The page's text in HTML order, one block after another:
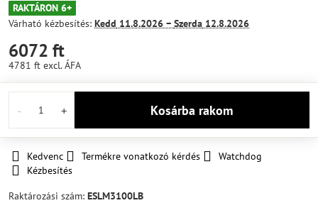
RAKTÁRON 6+
Várható kézbesítés: Kedd 11.8.2026 − Szerda 12.8.2026
6072 ft
4781 ft excl. ÁFA
Kosárba rakom
Kedvenc Termékre vonatkozó kérdés
Watchdog
Kézbesítés
Raktározási szám: ESLM3100LB